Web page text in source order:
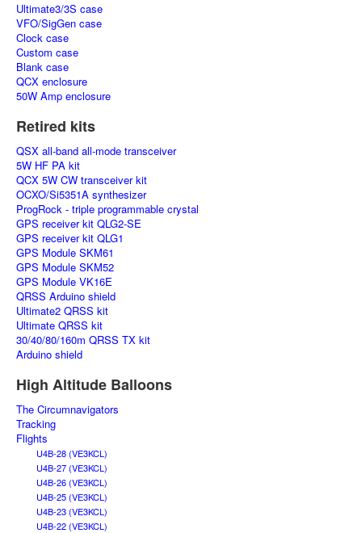
Ultimate3/3S case
VFO/SigGen case
Clock case
Custom case
Blank case
QCX enclosure
50W Amp enclosure
Retired kits
QSX all-band all-mode transceiver
5W HF PA kit
QCX 5W CW transceiver kit
OCXO/Si5351A synthesizer
ProgRock - triple programmable crystal
GPS receiver kit QLG2-SE
GPS receiver kit QLG1
GPS Module SKM61
GPS Module SKM52
GPS Module VK16E
QRSS Arduino shield
Ultimate2 QRSS kit
Ultimate QRSS kit
30/40/80/160m QRSS TX kit
Arduino shield
High Altitude Balloons
The Circumnavigators
Tracking
Flights
U4B-28 (VE3KCL)
U4B-27 (VE3KCL)
U4B-26 (VE3KCL)
U4B-25 (VE3KCL)
U4B-23 (VE3KCL)
U4B-22 (VE3KCL)